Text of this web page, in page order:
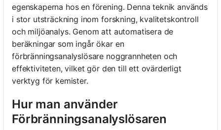
egenskaperna hos en förening. Denna teknik används
i stor utsträckning inom forskning, kvalitetskontroll
och miljöanalys. Genom att automatisera de
beräkningar som ingår ökar en
förbränningsanalyslösare noggrannheten och
effektiviteten, vilket gör den till ett ovärderligt
verktyg för kemister.
Hur man använder
Förbränningsanalyslösaren